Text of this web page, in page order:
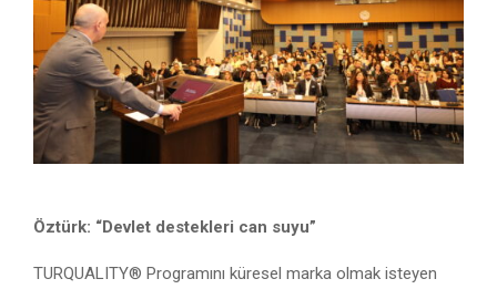
Öztürk: “Devlet destekleri can suyu”
TURQUALITY® Programını küresel marka olmak isteyen